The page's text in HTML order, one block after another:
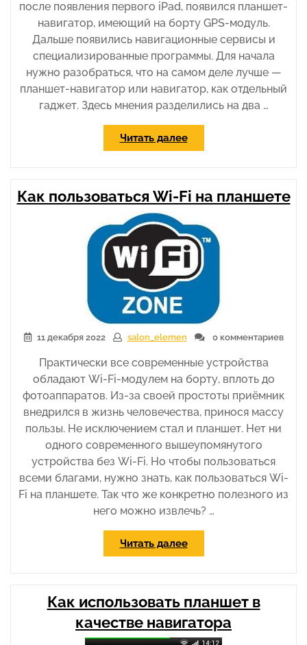
после появления первого iPad, появился планшет-
навигатор, имеющий на борту GPS-модуль.
Дальше появились навигационные сервисы и
специализированные программы. Для начала
нужно разобраться, что на самом деле лучше —
планшет-навигатор или навигатор, как отдельный
гаджет. Здесь мнения разделились на два …
Читать далее«Планшет-
навигатор»
Как пользоваться Wi-Fi на планшете
11 декабря 2022 salon_elemen 0 комментариев
Практически все современные устройства
обладают Wi-Fi-модулем на борту, вплоть до
фотоаппаратов. Из-за своей простоты приёмник
внедрился в жизнь человечества, принося массу
пользы. Не исключением стал и планшет. Нет ни
одного современного вышеупомянутого
устройства без Wi-Fi. Но чтобы пользоваться
всеми благами, нужно знать, как пользоваться Wi-
Fi на планшете. Так что же конкретно полезного из
него можно извлечь? …
Читать далее«Как
пользоваться
Wi-
Fi
на
планшете»
Как использовать планшет в
качестве навигатора